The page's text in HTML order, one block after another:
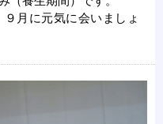
月に元気に会いましょ